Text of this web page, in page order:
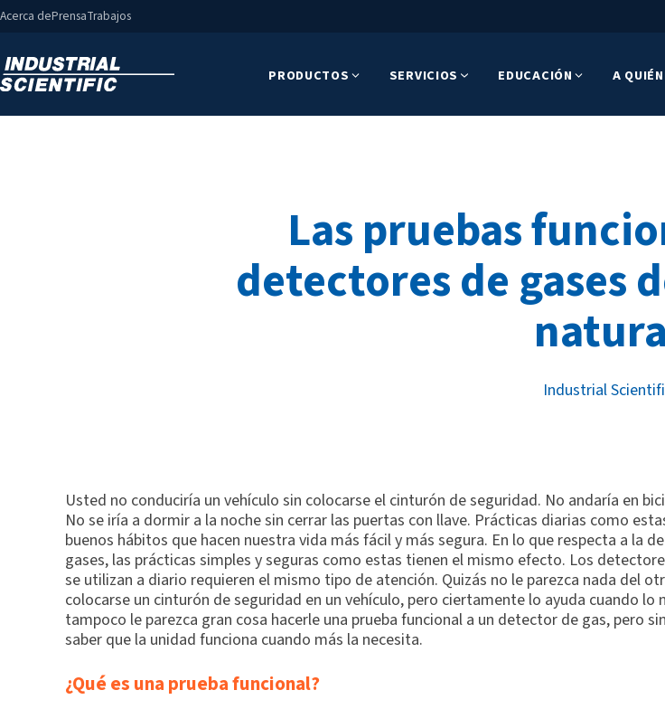
Acerca dePrensaTrabajos
PRODUCTOS SERVICIOS EDUCACIÓN A
Las pruebas
detectores de gases
Industrial
Usted no conduciría un vehículo sin colocarse el cinturón de seguridad. No andaría en
No se iría a dormir a la noche sin cerrar las puertas con llave. Prácticas diarias como
buenos hábitos que hacen nuestra vida más fácil y más segura. En lo que respecta a la
gases, las prácticas simples y seguras como estas tienen el mismo efecto. Los
se utilizan a diario requieren el mismo tipo de atención. Quizás no le parezca nada del
colocarse un cinturón de seguridad en un vehículo, pero ciertamente lo ayuda cuando lo
tampoco le parezca gran cosa hacerle una prueba funcional a un detector de gas, pero
saber que la unidad funciona cuando más la necesita.
¿Qué es una prueba funcional?